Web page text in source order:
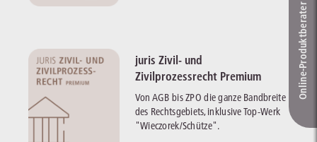
juris Zivil- und
Zivilprozessrecht Premium
Von AGB bis ZPO die ganze Bandbreite
des Rechtsgebiets, inklusive Top-Werk
"Wieczorek/Schütze".
Online-Produkt­berater